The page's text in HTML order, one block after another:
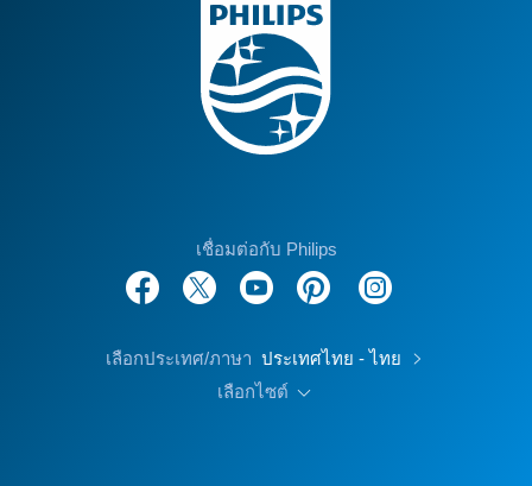
เชื่อมต่อกับ Philips
เลือกประเทศ/ภาษา ประเทศไทย - ไทย
เลือกไซต์